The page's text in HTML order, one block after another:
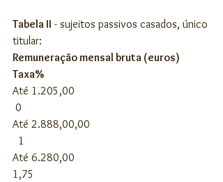
Tabela II - sujeitos passivos casados, único
titular:
Remuneração mensal bruta (euros)
Taxa%
Até 1.205,00
0
Até 2.888,00,00
  1
Até 6.280,00
1,75